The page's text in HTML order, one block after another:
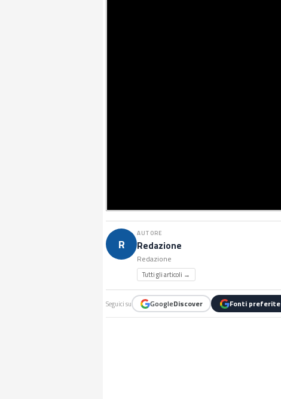
R
AUTORE
Redazione
Redazione
Tutti gli articoli →
Seguici su GoogleDiscover Fonti preferite